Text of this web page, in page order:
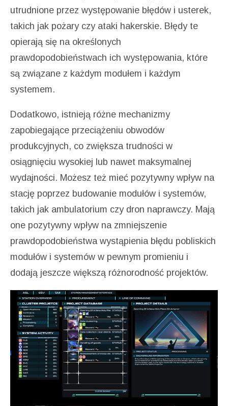
utrudnione przez występowanie błędów i usterek,
takich jak pożary czy ataki hakerskie. Błędy te
opierają się na określonych
prawdopodobieństwach ich występowania, które
są związane z każdym modułem i każdym
systemem.
Dodatkowo, istnieją różne mechanizmy
zapobiegające przeciążeniu obwodów
produkcyjnych, co zwiększa trudności w
osiągnięciu wysokiej lub nawet maksymalnej
wydajności. Możesz też mieć pozytywny wpływ na
stację poprzez budowanie modułów i systemów,
takich jak ambulatorium czy dron naprawczy. Mają
one pozytywny wpływ na zmniejszenie
prawdopodobieństwa wystąpienia błędu pobliskich
modułów i systemów w pewnym promieniu i
dodają jeszcze większą różnorodność projektów.